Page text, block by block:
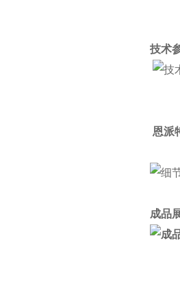
技术
恩派
成品